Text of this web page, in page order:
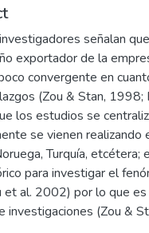
señalan
exportador de la
convergente en
(Zou & Stan,
los estudios se
se vienen realizando
Turquía, etcétera;
para investigar el
et al. 2002) por lo que
investigaciones (Zou &